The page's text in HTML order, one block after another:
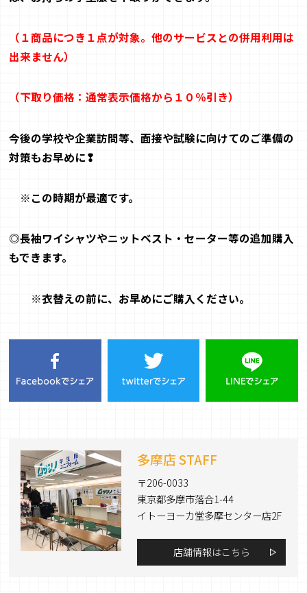
（１商品につき１点が対象。他のサービスとの併用利用は
出来ません）
（下取り価格：通常表示価格から１０％引き）
今後の学校や企業訪問等、面接や試験に向けてのご準備の
対策もお早めに❢
※この時期が最適です。
◎長袖ワイシャツやニットベスト・セーター等の追加購入
もできます。
※衣替えの前に、お早めにご購入ください。
多摩店 STAFF
〒206-0033
東京都多摩市落合1-44
イトーヨーカ堂多摩センター店2F
店舗情報はこちら